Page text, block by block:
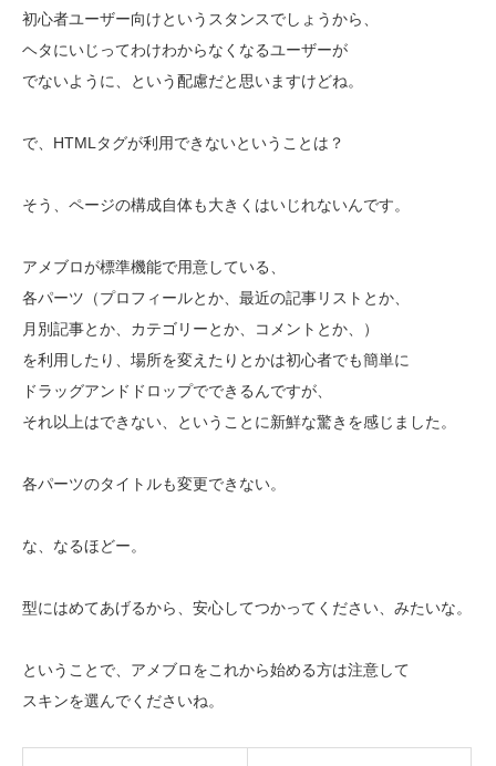
初心者ユーザー向けというスタンスでしょうから、
ヘタにいじってわけわからなくなるユーザーが
でないように、という配慮だと思いますけどね。
で、HTMLタグが利用できないということは？
そう、ページの構成自体も大きくはいじれないんです。
アメブロが標準機能で用意している、
各パーツ（プロフィールとか、最近の記事リストとか、
月別記事とか、カテゴリーとか、コメントとか、）
を利用したり、場所を変えたりとかは初心者でも簡単に
ドラッグアンドドロップでできるんですが、
それ以上はできない、ということに新鮮な驚きを感じました。
各パーツのタイトルも変更できない。
な、なるほどー。
型にはめてあげるから、安心してつかってください、みたいな。
ということで、アメブロをこれから始める方は注意して
スキンを選んでくださいね。